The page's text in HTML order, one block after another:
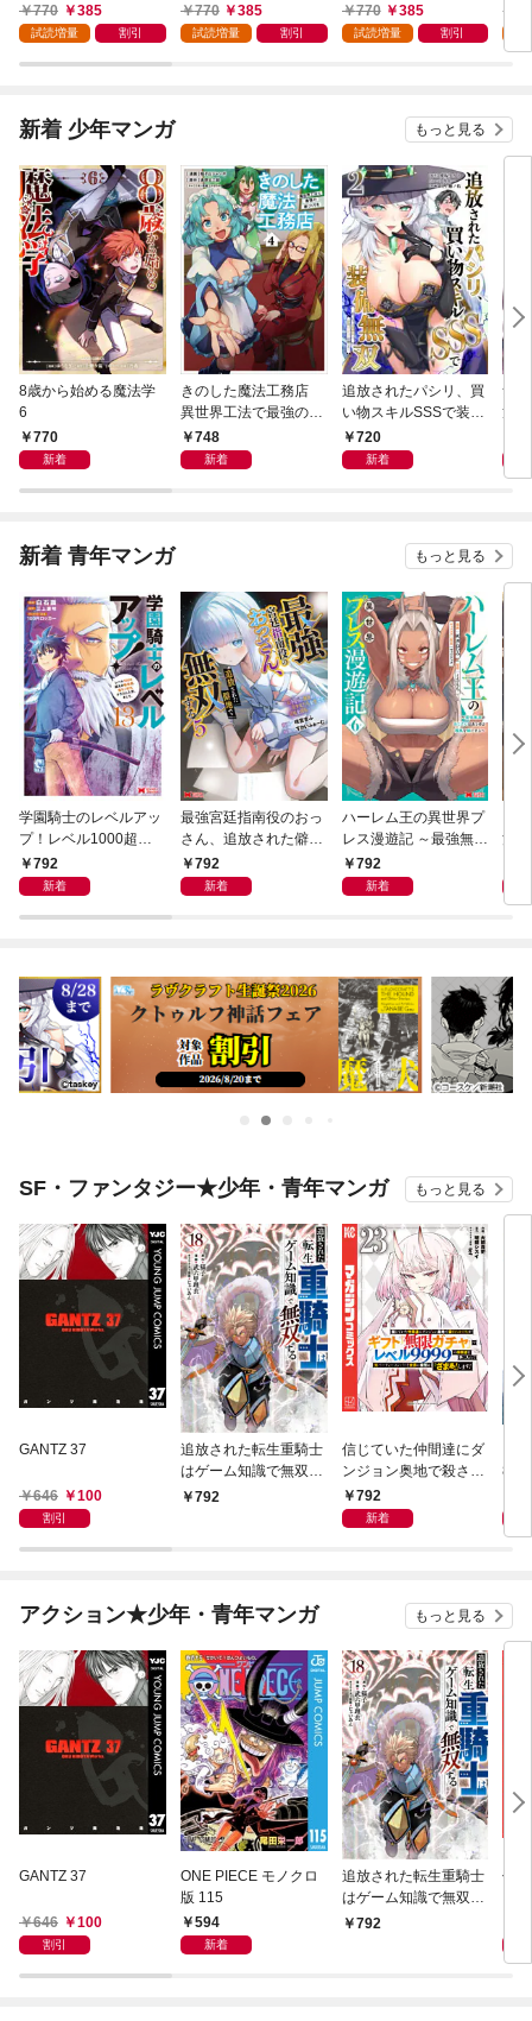
りの魔法剣士 1巻
770 385
試読増量 割引
者、異種族の最強美少
女たちとパーティーを
770 385
試読増量 割引
770 385
試読増量 割引
新着 少年マンガ もっと見る
8歳から始める魔法学
6
770
新着
きのした魔法工務店
異世界工法で最強の家
づくりを（コミック）
４
748
新着
追放されたパシリ、買
い物スキルSSSで装備
無双 ～買ったモノを
超強化して最強パーテ
720
新着
無
童
新着 青年マンガ もっと見る
学園騎士のレベルアッ
プ！レベル1000超え
の転生者、落ちこぼれ
クラスに入学。そし
792
新着
最強宮廷指南役のおっ
さん、追放された僻地
で無双する～幻となっ
た種族の美少女たちを
792
新着
ハーレム王の異世界プ
レス漫遊記 ～最強無双
のおじさんはあらゆる
種族を嫁にする～（コ
792
新着
法
を
ク
SF・ファンタジー★少年・青年マンガ もっと見る
GANTZ 37
646 100
割引
追放された転生重騎士
はゲーム知識で無双す
る（１８）
792
信じていた仲間達にダ
ンジョン奥地で殺され
かけたがギフト『無限
ガチャ』でレベル９９
『ざまぁ！』します！
792
新着
8
アクション★少年・青年マンガ もっと見る
GANTZ 37
646 100
割引
ONE PIECE モノクロ
版 115
594
新着
追放された転生重騎士
はゲーム知識で無双す
る（１８）
792
信
ガ
９